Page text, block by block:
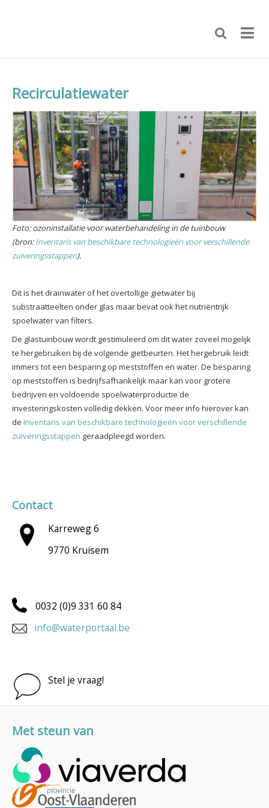
Recirculatiewater
Foto: ozoninstallatie voor waterbehandeling in de tuinbouw
(bron:Inventaris van beschikbare technologieën voor verschillende
zuiveringsstappen).
Dit is het drainwater of het overtollige gietwater bij
substraatteelten onder glas maar bevat ook het nutriëntrijk
spoelwater van filters.
De glastuinbouw wordt gestimuleerd om dit water zoveel mogelijk
te hergebruiken bij de volgende gietbeurten. Het hergebruik leidt
immers tot een besparing op meststoffen en water. De besparing
op meststoffen is bedrijfsafhankelijk maar kan voor grotere
bedrijven en voldoende spoelwaterproductie de
investeringskosten volledig dekken. Voor meer info hierover kan
de Inventaris van beschikbare technologieën voor verschillende
zuiveringsstappen geraadpleegd worden.
Contact
Karreweg 6
9770 Kruisem
0032 (0)9 331 60 84
info@waterportaal.be
Stel je vraag!
Met steun van